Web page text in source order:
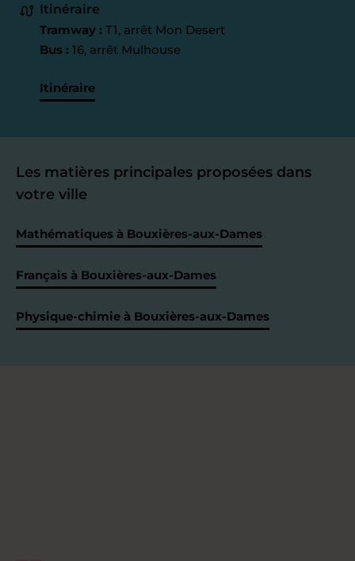
Itinéraire
Tramway : T1, arrêt Mon Desert
Bus : 16, arrêt Mulhouse
Itinéraire
Les matières principales proposées dans
votre ville
Mathématiques à Bouxières-aux-Dames
Français à Bouxières-aux-Dames
Physique-chimie à Bouxières-aux-Dames